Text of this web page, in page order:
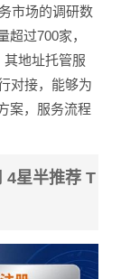
市场的调研数
过700家，
其地址托管服
对接，能够为
案，服务流程
4星半推荐 T